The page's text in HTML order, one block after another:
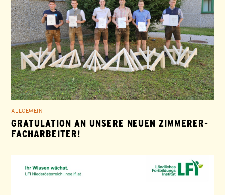
ALLGEMEIN
GRATULATION AN UNSERE NEUEN ZIMMERER-
FACHARBEITER!